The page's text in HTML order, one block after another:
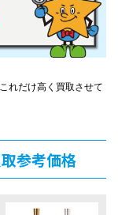
れだけ高く買取させて
参考価格